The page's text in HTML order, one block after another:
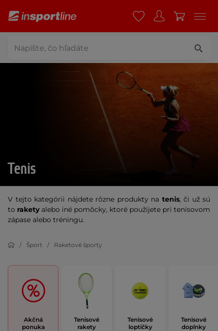
Tenis
V tejto kategórii nájdete rôzne produkty na tenis, či už sú
to raketyalebo iné pomôcky, ktoré použijete pri tenisovom
zápase alebo tréningu.
Šport Raketové športy
Akčná
ponuka
Tenisové
rakety
Tenisové
loptičky
Tenisové
doplnky